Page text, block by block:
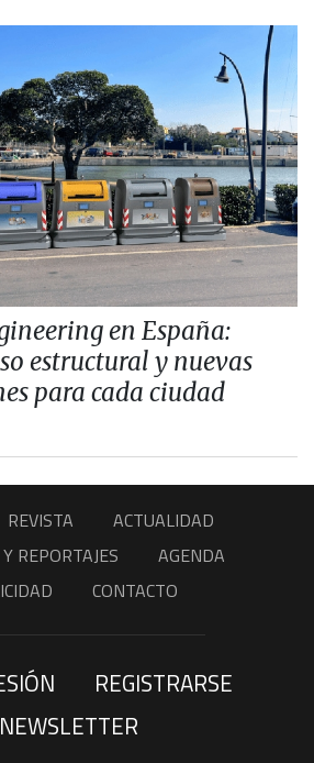
en España:
estructural y nuevas
para cada ciudad
REVISTA
ACTUALIDAD
REPORTAJES
AGENDA
CONTACTO
REGISTRARSE
NEWSLETTER